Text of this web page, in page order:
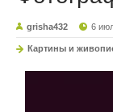
grisha432 6
Картины и